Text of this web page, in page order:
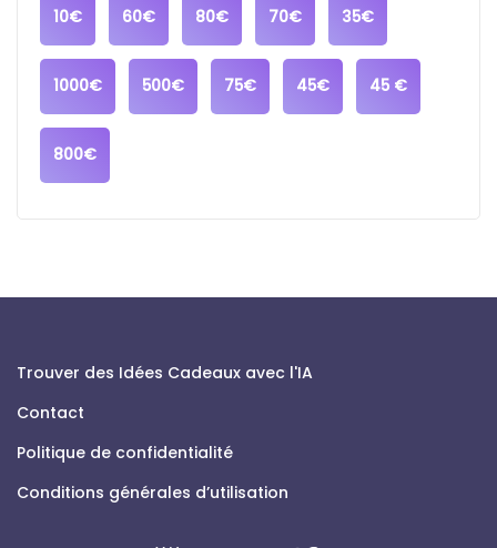
10€ 60€ 80€ 70€ 35€
1000€ 500€ 75€ 45€ 45 €
800€
Trouver des Idées Cadeaux avec l'IA
Contact
Politique de confidentialité
Conditions générales d’utilisation